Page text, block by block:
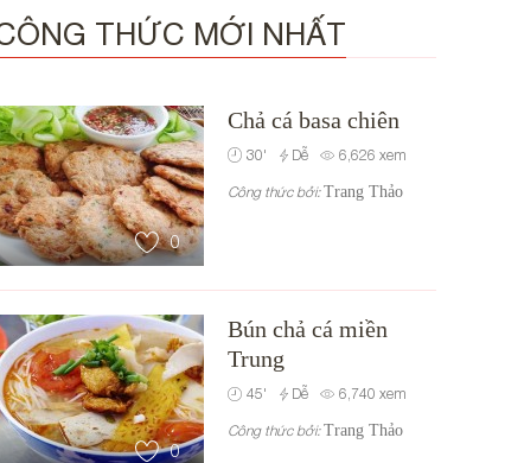
THỨC MỚI NHẤT
0
Chả cá basa chiên
30' Dễ 6,626 xem
Công thức bởi:Trang Thảo
0
Bún chả cá miền
Trung
45' Dễ 6,740 xem
Công thức bởi:Trang Thảo